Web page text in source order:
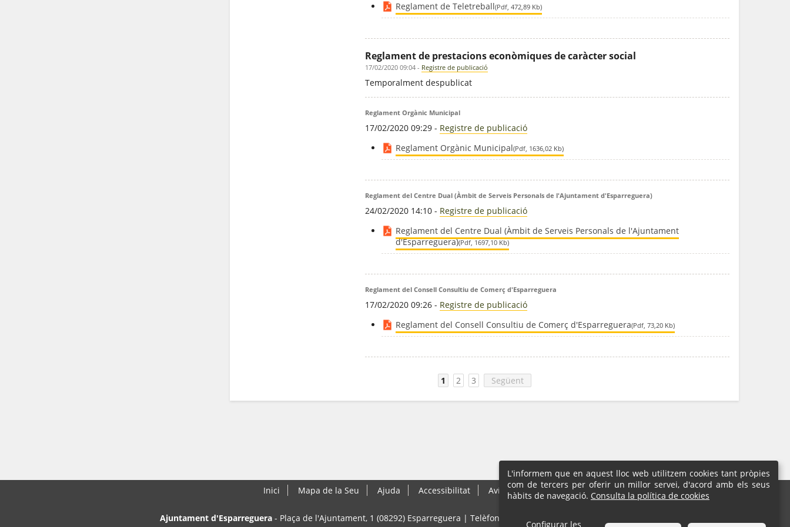
Reglament de Teletreball(Pdf, 472,89 Kb)
Reglament de prestacions econòmiques de caràcter social
17/02/2020 09:04 - Registre de publicació
Temporalment despublicat
Reglament Orgànic Municipal
17/02/2020 09:29 - Registre de publicació
Reglament Orgànic Municipal(Pdf, 1636,02 Kb)
Reglament del Centre Dual (Àmbit de Serveis Personals de l'Ajuntament d'Esparreguera)
24/02/2020 14:10 - Registre de publicació
Reglament del Centre Dual (Àmbit de Serveis Personals de l'Ajuntament
d'Esparreguera)(Pdf, 1697,10 Kb)
Reglament del Consell Consultiu de Comerç d'Esparreguera
17/02/2020 09:26 - Registre de publicació
Reglament del Consell Consultiu de Comerç d'Esparreguera(Pdf, 73,20 Kb)
1 2 3 Següent
Inici Mapa de la Seu Ajuda Accessibilitat Avís Legal
Ajuntament d'Esparreguera - Plaça de l'Ajuntament, 1 (08292) Esparreguera | Telèfon: 93 777 18 01 | Fax: 93 777 59 04
L'informem que en aquest lloc web utilitzem cookies tant pròpies
com de tercers per oferir un millor servei, d'acord amb els seus
hàbits de navegació. Consulta la política de cookies
Configurar les